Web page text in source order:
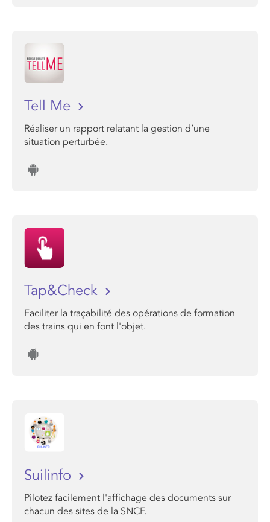
Tell Me
Réaliser un rapport relatant la gestion d’une
situation perturbée.
Tap&Check
Faciliter la traçabilité des opérations de formation
des trains qui en font l'objet.
Suilinfo
Pilotez facilement l'affichage des documents sur
chacun des sites de la SNCF.